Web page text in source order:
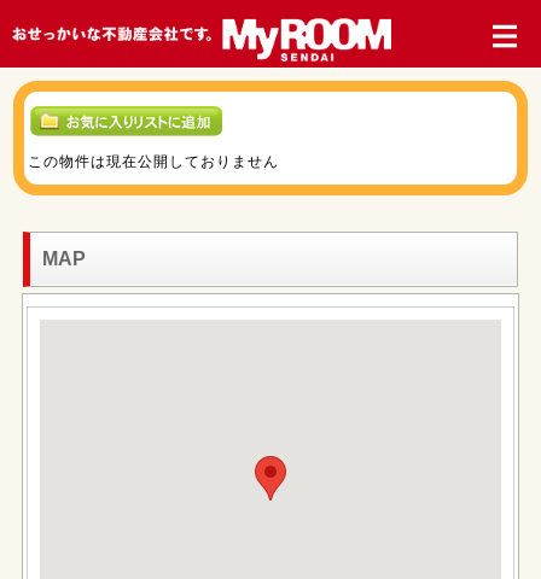
この物件は現在公開しておりません
MAP